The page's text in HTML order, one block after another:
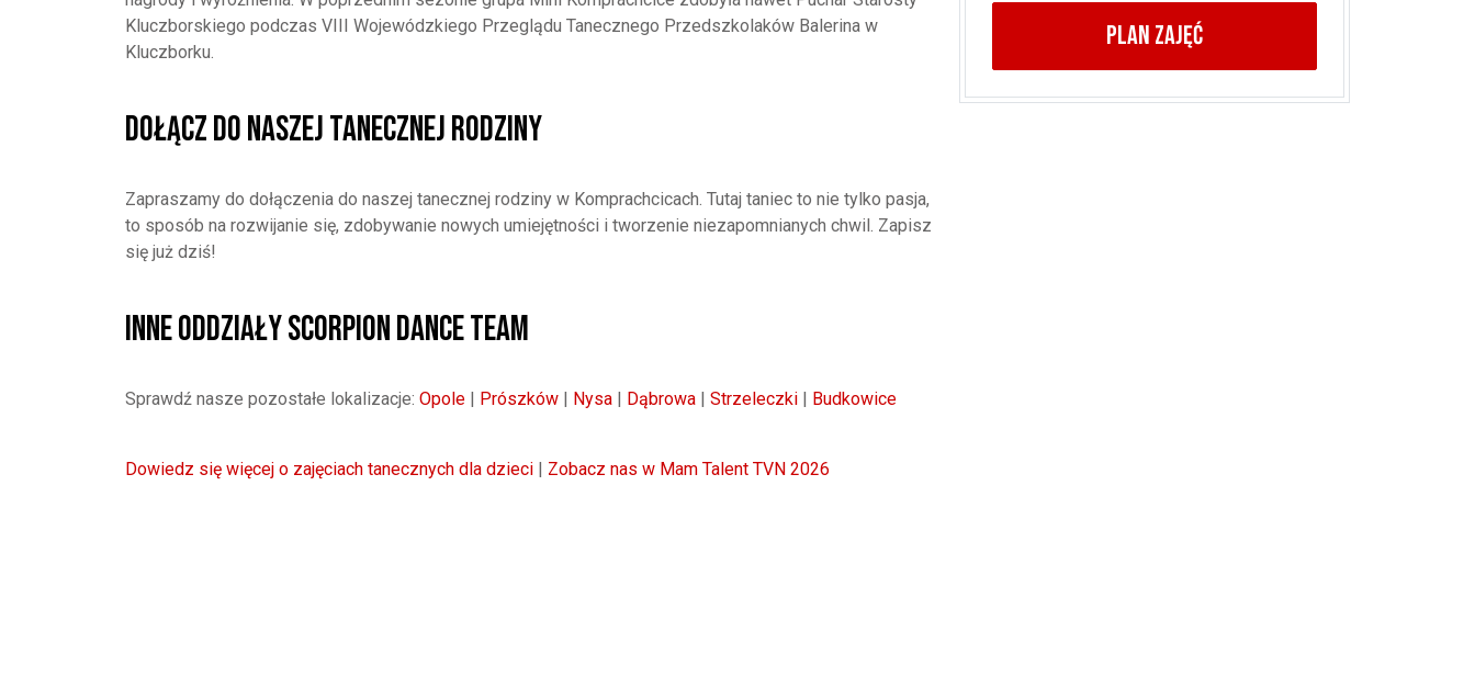
Kluczborskiego podczas VIII Wojewódzkiego Przeglądu Tanecznego Przedszkolaków Balerina w
Kluczborku.
Dołącz do Naszej Tanecznej Rodziny
Zapraszamy do dołączenia do naszej tanecznej rodziny w Komprachcicach. Tutaj taniec to nie tylko pasja,
to sposób na rozwijanie się, zdobywanie nowych umiejętności i tworzenie niezapomnianych chwil. Zapisz
się już dziś!
Inne oddziały Scorpion Dance Team
Sprawdź nasze pozostałe lokalizacje: Opole | Prószków | Nysa | Dąbrowa | Strzeleczki | Budkowice
Dowiedz się więcej o zajęciach tanecznych dla dzieci | Zobacz nas w Mam Talent TVN 2026
PLAN ZAJĘĆ